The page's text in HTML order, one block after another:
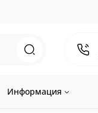
Информация